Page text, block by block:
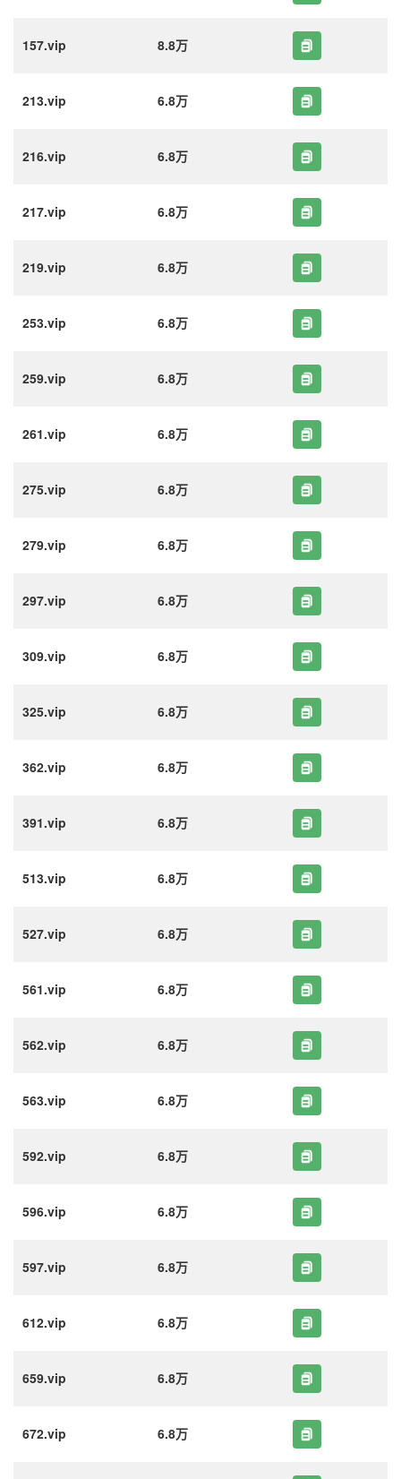
157.vip 8.8万
213.vip 6.8万
216.vip 6.8万
217.vip 6.8万
219.vip 6.8万
253.vip 6.8万
259.vip 6.8万
261.vip 6.8万
275.vip 6.8万
279.vip 6.8万
297.vip 6.8万
309.vip 6.8万
325.vip 6.8万
362.vip 6.8万
391.vip 6.8万
513.vip 6.8万
527.vip 6.8万
561.vip 6.8万
562.vip 6.8万
563.vip 6.8万
592.vip 6.8万
596.vip 6.8万
597.vip 6.8万
612.vip 6.8万
659.vip 6.8万
672.vip 6.8万